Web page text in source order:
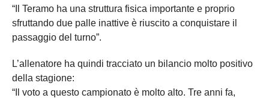
“Il Teramo ha una struttura fisica importante e proprio
sfruttando due palle inattive è riuscito a conquistare il
passaggio del turno”.
L’allenatore ha quindi tracciato un bilancio molto positivo
della stagione:
“Il voto a questo campionato è molto alto. Tre anni fa,